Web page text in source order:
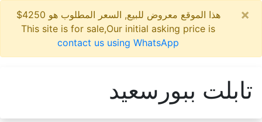
هذا الموقع معروض للبيع, السعر المطلوب هو 4250$
This site is for sale,Our initial asking price is
contact us using WhatsApp
تابلت ببورسعيد